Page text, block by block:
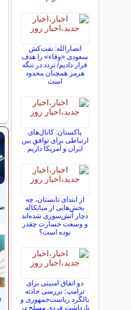
انصارالله: نفت‌کش
سعودی «وفاء» را هدف
قرار دادیم/ تردد در تنگه
هرمز همچنان محدود
است
پاکستان: کانال‌های
ارتباطی برای توافق بین
ایران و آمریکا داریم
از ابتدای تابستان، چه
بخش‌هایی از میانکاله
دچار آتش‌سوزی شده‌اند
و وسعت خسارت چقدر
بوده است؟
دو اتفاق امنیتی برای
ترامپ؛ بررسی حادثه
بالگرد ریاست‌جمهوری و
بازداشت فردی مسلح در